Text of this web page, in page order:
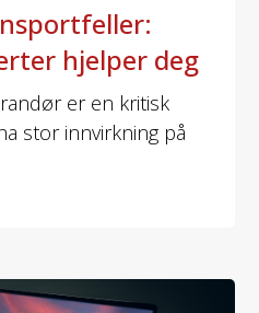
hjelper deg
er en kritisk
stor innvirkning på